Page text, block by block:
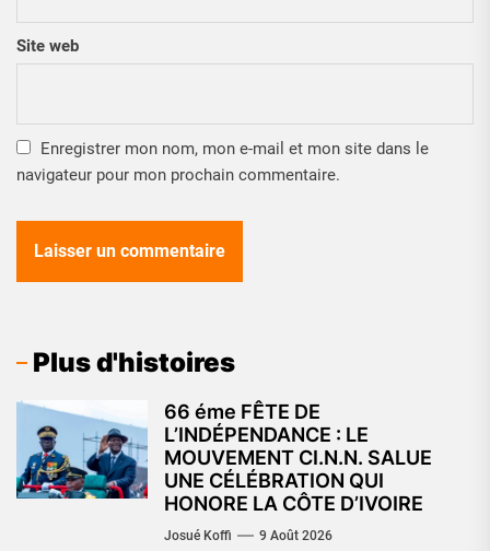
Site web
Enregistrer mon nom, mon e-mail et mon site dans le
navigateur pour mon prochain commentaire.
Plus d'histoires
66 éme FÊTE DE
L’INDÉPENDANCE : LE
MOUVEMENT CI.N.N. SALUE
UNE CÉLÉBRATION QUI
HONORE LA CÔTE D’IVOIRE
Josué Koffi 9 Août 2026